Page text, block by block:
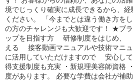
境でじっくり確実に成長できるから、
ください。 「今までとは違う働き方を
の方のチャレンジも大歓迎です！ ★ブ
ップを目指す方 研修制度をはじめ、
える 接客動画マニュアルや技術マニ
に活用していただけますので 安心し
得支援制度も充実 ・新規理美容師資格
度があります。 必要な学費は会社が補